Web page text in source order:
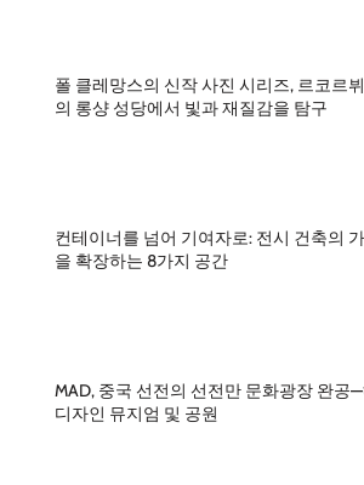
폴 클레망스의 신작 사진 시리즈, 르코르
의 롱샹 성당에서 빛과 재질감을 탐구
컨테이너를 넘어 기여자로: 전시 건축의
을 확장하는 8가지 공간
MAD, 중국 선전의 선전만 문화광장 완공
디자인 뮤지엄 및 공원